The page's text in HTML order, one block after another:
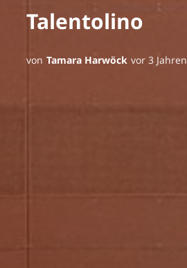
Talentolino
von Tamara Harwöck vor 3 Jahren